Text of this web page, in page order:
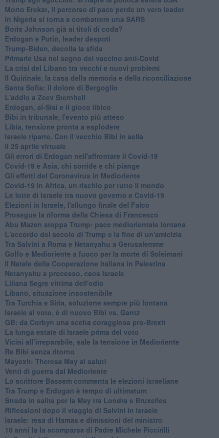
Morto Erekat, il percorso di pace perde un vero leader
In Nigeria si torna a combattere una SARS
Boris Johnson già ai titoli di coda?
Erdogan e Putin, leader despoti
Trump-Biden, decolla la sfida
Primarie Usa nel segno del vaccino anti-Covid
La crisi del Libano tra vecchi e nuovi problemi
Il Quirinale, la casa della memoria e della riconciliazione
Santa Sofia: il dolore di Bergoglio
L'addio a ​Zeev Sternhell
Erdogan, al-Sisi e il gioco libico
Bibi in tribunale, l'evento più atteso
Libia, tensione pronta a esplodere
Israele riparte. Con il vecchio Bibi in sella
Il 25 aprile virtuale
Gli errori di Erdogan nell'affrontare il Covid-19
Covid-19 e Asia, chi sorride e chi piange
Gli effetti del Coronavirus in Medioriente
Covid-19 in Africa, un rischio per tutto il mondo
Le lotte di Israele tra nuovo governo e Covid-19
Elezioni in Israele, l'allungo finale del Falco
Prosegue la riforma della Chiesa di Francesco
Abu Mazen stoppa Trump: pace mediorientale lontana
L'accordo del secolo di Trump e la fine di un'amicizia
Tra Salvini a Roma e Netanyahu a Gerusalemme
Golfo e Medioriente a fuoco per la morte di Soleimani
Il Natale della Cooperazione italiana in Palestina
Netanyahu a processo, caos Israele
Liliana Segre vittima dell'odio
Libano, situazione insostenibile
Tra Turchia e Siria, soluzione sempre più lontana
Israele al voto, è di nuovo Bibi vs. Gantz
GB: da Corbyn una scelta coraggiosa pro-Brexit
La lunga estate di Israele prima del voto
Vicini all’irreparabile, sale la tensione in Medioriente
Re Bibi senza ritorno
Mayexit: Theresa May ai saluti
Venti di guerra dal Medioriente
Lo scrittore Bassem commenta le elezioni israeliane
Tra Trump e Erdogan è tempo di ultimatum
Strada in salita per la May tra Londra e Bruxelles
Riflessioni dopo il viaggio di Salvini in Israele
Israele: resa di Hamas e dimissioni del ministro
10 anni fa la scomparsa di Padre Michele Piccirilli